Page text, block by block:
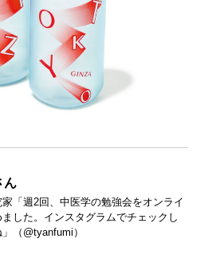
ん
家「週2回、中医学の勉強会をオンライ
した。インスタグラムでチェックし
（ @tyanfumi ）